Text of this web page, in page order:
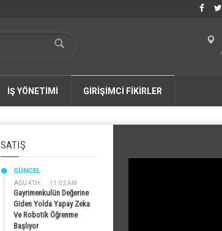
İŞ YÖNETİMİ GİRİŞİMCİ FİKİRLER
SATIŞ
AĞU 4TH 11:02 AM
GÜNCEL
Gayrimenkulün Değerine
Giden Yolda Yapay Zeka
Ve Robotik Öğrenme
Başlıyor